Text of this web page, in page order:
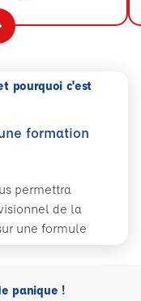
pourquoi c'est
formation
permettra
de la
une formule
panique !